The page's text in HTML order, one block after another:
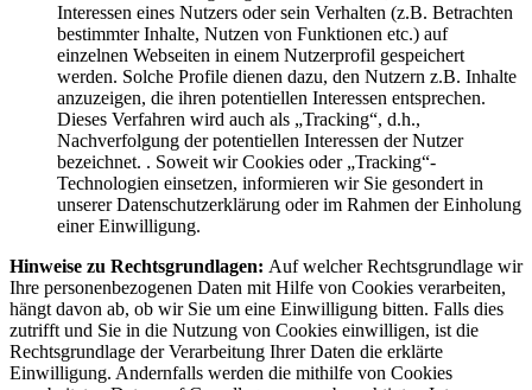
Interessen eines Nutzers oder sein Verhalten (z.B. Betrachten
bestimmter Inhalte, Nutzen von Funktionen etc.) auf
einzelnen Webseiten in einem Nutzerprofil gespeichert
werden. Solche Profile dienen dazu, den Nutzern z.B. Inhalte
anzuzeigen, die ihren potentiellen Interessen entsprechen.
Dieses Verfahren wird auch als „Tracking“, d.h.,
Nachverfolgung der potentiellen Interessen der Nutzer
bezeichnet. . Soweit wir Cookies oder „Tracking“-
Technologien einsetzen, informieren wir Sie gesondert in
unserer Datenschutzerklärung oder im Rahmen der Einholung
einer Einwilligung.
Hinweise zu Rechtsgrundlagen: Auf welcher Rechtsgrundlage wir
Ihre personenbezogenen Daten mit Hilfe von Cookies verarbeiten,
hängt davon ab, ob wir Sie um eine Einwilligung bitten. Falls dies
zutrifft und Sie in die Nutzung von Cookies einwilligen, ist die
Rechtsgrundlage der Verarbeitung Ihrer Daten die erklärte
Einwilligung. Andernfalls werden die mithilfe von Cookies